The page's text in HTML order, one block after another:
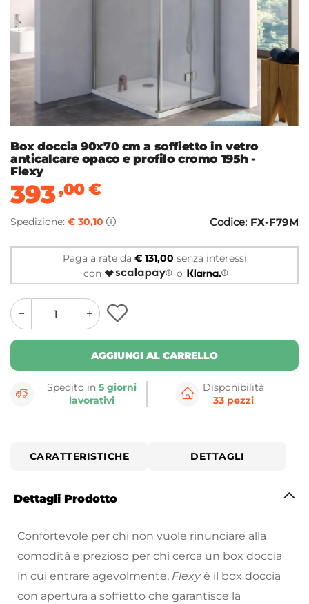
Box doccia 90x70 cm a soffietto in vetro
anticalcare opaco e profilo cromo 195h -
Flexy
393,00€
Spedizione: € 30,10 Codice: FX-F79M
Paga a rate da € 131,00 senza interessi
con
o
quantity
button
quantity
minus
button
AGGIUNGI AL CARRELLO
Spedito in5 giorni
lavorativi
Disponibilità
33 pezzi
CARATTERISTICHE DETTAGLI
Dettagli Prodotto
Confortevole per chi non vuole rinunciare alla
comodità e prezioso per chi cerca un box doccia
in cui entrare agevolmente, Flexy è il box doccia
con apertura a soffietto che garantisce la